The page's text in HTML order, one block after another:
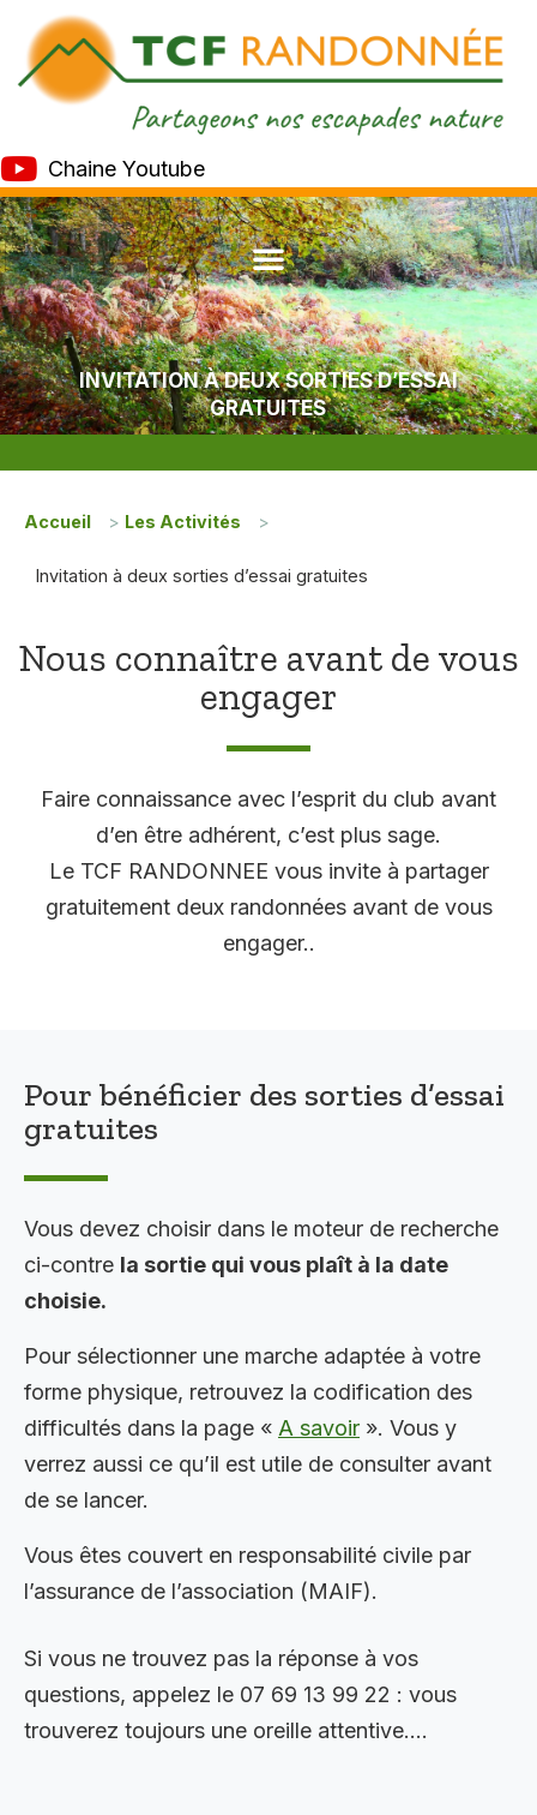
Chaine Youtube
INVITATION À DEUX SORTIES D’ESSAI
GRATUITES
Accueil > Les Activités >
Invitation à deux sorties d’essai gratuites
Nous connaître avant de vous
engager
Faire connaissance avec l’esprit du club avant
d’en être adhérent, c’est plus sage.
Le TCF RANDONNEE vous invite à partager
gratuitement deux randonnées avant de vous
engager..
Pour bénéficier des sorties d’essai
gratuites
Vous devez choisir dans le moteur de recherche
ci-contre la sortie qui vous plaît à la date
choisie.
Pour sélectionner une marche adaptée à votre
forme physique, retrouvez la codification des
difficultés dans la page « A savoir ». Vous y
verrez aussi ce qu’il est utile de consulter avant
de se lancer.
Vous êtes couvert en responsabilité civile par
l’assurance de l’association (MAIF).
Si vous ne trouvez pas la réponse à vos
questions, appelez le 07 69 13 99 22 : vous
trouverez toujours une oreille attentive….